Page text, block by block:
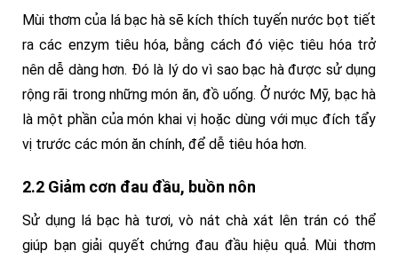
Mùi thơm của lá bạc hà sẽ kích thích tuyến nước bọt tiết
ra các enzym tiêu hóa, bằng cách đó việc tiêu hóa trở
nên dễ dàng hơn. Đó là lý do vì sao bạc hà được sử dụng
rộng rãi trong những món ăn, đồ uống. Ở nước Mỹ, bạc hà
là một phần của món khai vị hoặc dùng với mục đích tẩy
vị trước các món ăn chính, để dễ tiêu hóa hơn.
2.2 Giảm cơn đau đầu, buồn nôn
Sử dụng lá bạc hà tươi, vò nát chà xát lên trán có thể
giúp bạn giải quyết chứng đau đầu hiệu quả. Mùi thơm